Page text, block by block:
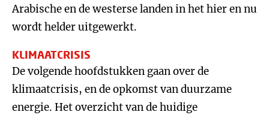
Arabische en de westerse landen in het hier en nu
wordt helder uitgewerkt.
KLIMAATCRISIS
De volgende hoofdstukken gaan over de
klimaatcrisis, en de opkomst van duurzame
energie. Het overzicht van de huidige